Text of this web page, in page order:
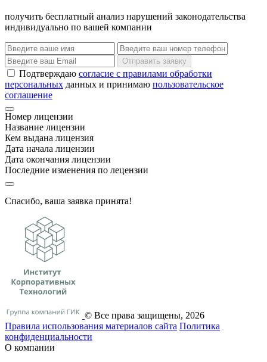
получить бесплатный анализ нарушений законодательства
индивидуально по вашей компании
Отправить заявку
Подтверждаю согласие с правилами обработки
персональных данных и принимаю пользовательское
соглашение
Номер лицензии
Название лицензии
Кем выдана лицензия
Дата начала лицензии
Дата окончания лицензии
Последние изменения по лецензии
Спасибо, ваша заявка принята!
© Все права защищены, 2026
Правила использования материалов сайта Политика
конфиденциальности
О компании